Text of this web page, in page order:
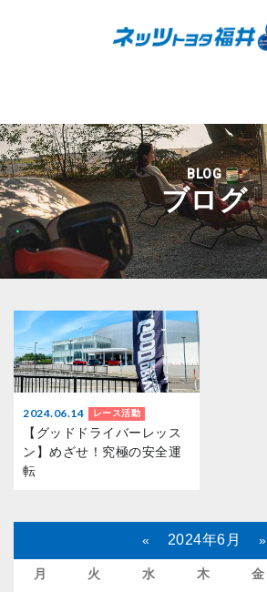
BLOG
ブログ
2024.06.14 レース活動
【グッドドライバーレッス
ン】めざせ！究極の安全運
転
« 2024年6月 »
月 火 水 木 金